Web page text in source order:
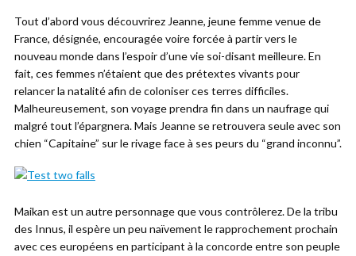
Tout d’abord vous découvrirez Jeanne, jeune femme venue de
France, désignée, encouragée voire forcée à partir vers le
nouveau monde dans l’espoir d’une vie soi-disant meilleure. En
fait, ces femmes n’étaient que des prétextes vivants pour
relancer la natalité afin de coloniser ces terres difficiles.
Malheureusement, son voyage prendra fin dans un naufrage qui
malgré tout l’épargnera. Mais Jeanne se retrouvera seule avec son
chien “Capitaine” sur le rivage face à ses peurs du “grand inconnu”.
Maikan est un autre personnage que vous contrôlerez. De la tribu
des Innus, il espère un peu naïvement le rapprochement prochain
avec ces européens en participant à la concorde entre son peuple